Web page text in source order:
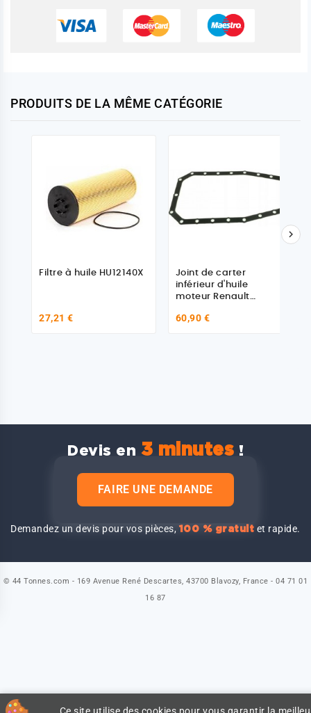
PRODUITS DE LA MÊME CATÉGORIE
Filtre à huile HU12140X
27,21 €
Joint de carter
inférieur d'huile
moteur Renault
60,90 €

Devis en 3 minutes !
FAIRE UNE DEMANDE
Demandez un devis pour vos pièces,100 % gratuit et rapide.
© 44 Tonnes.com - 169 Avenue René Descartes, 43700 Blavozy, France - 04 71 01
16 87